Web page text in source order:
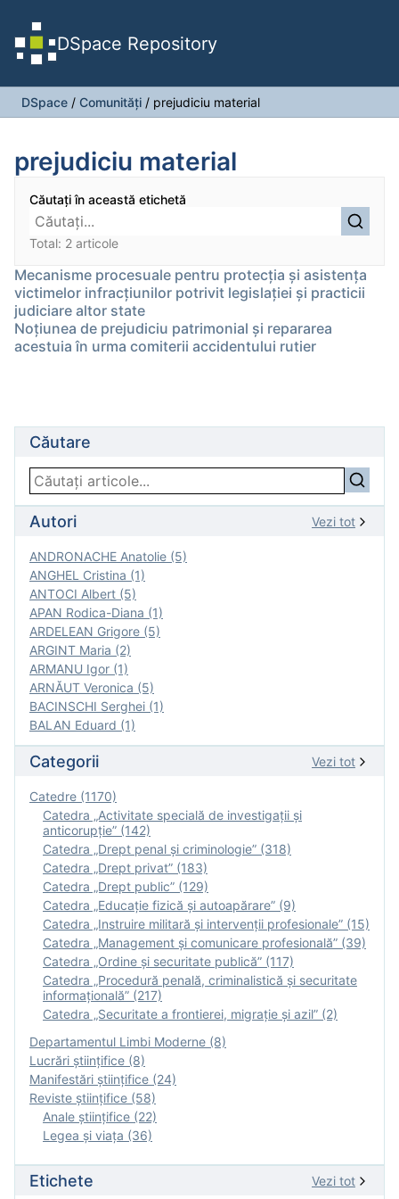
DSpace Repository
DSpace / Comunități / prejudiciu material
prejudiciu material
Căutați în această etichetă
Total: 2 articole
Mecanisme procesuale pentru protecția și asistența
victimelor infracțiunilor potrivit legislației și practicii
judiciare altor state
Noțiunea de prejudiciu patrimonial și repararea
acestuia în urma comiterii accidentului rutier
Căutare
Autori Vezi tot
ANDRONACHE Anatolie (5)
ANGHEL Cristina (1)
ANTOCI Albert (5)
APAN Rodica-Diana (1)
ARDELEAN Grigore (5)
ARGINT Maria (2)
ARMANU Igor (1)
ARNĂUT Veronica (5)
BACINSCHI Serghei (1)
BALAN Eduard (1)
Categorii Vezi tot
Catedre (1170)
Catedra „Activitate specială de investigaţii şi
anticorupție” (142)
Catedra „Drept penal și criminologie” (318)
Catedra „Drept privat” (183)
Catedra „Drept public” (129)
Catedra „Educație fizică şi autoapărare” (9)
Catedra „Instruire militară şi intervenţii profesionale” (15)
Catedra „Management și comunicare profesională” (39)
Catedra „Ordine și securitate publică” (117)
Catedra „Procedură penală, criminalistică și securitate
informațională” (217)
Catedra „Securitate a frontierei, migrație și azil” (2)
Departamentul Limbi Moderne (8)
Lucrări științifice (8)
Manifestări ştiinţifice (24)
Reviste ştiinţifice (58)
Anale ştiinţifice (22)
Legea şi viaţa (36)
Etichete Vezi tot